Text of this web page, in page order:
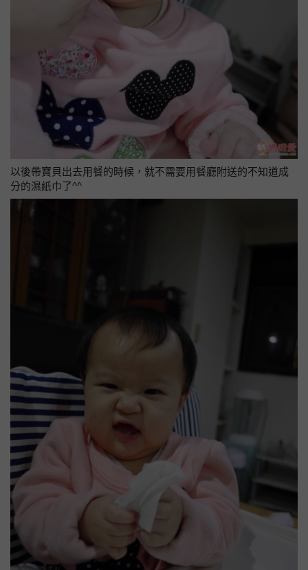
以後帶寶貝出去用餐的時候，就不需要用餐廳附送的不知道成
分的濕紙巾了^^